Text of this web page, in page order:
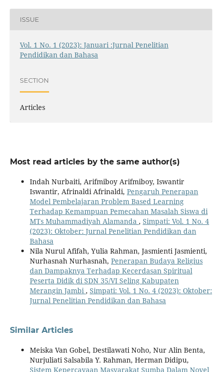
ISSUE
Vol. 1 No. 1 (2023): Januari :Jurnal Penelitian
Pendidikan dan Bahasa
SECTION
Articles
Most read articles by the same author(s)
Indah Nurbaiti, Arifmiboy Arifmiboy, Iswantir
Iswantir, Afrinaldi Afrinaldi, Pengaruh Penerapan
Model Pembelajaran Problem Based Learning
Terhadap Kemampuan Pemecahan Masalah Siswa di
MTs Muhammadiyah Alamanda , Simpati: Vol. 1 No. 4
(2023): Oktober: Jurnal Penelitian Pendidikan dan
Bahasa
Nila Nurul Afifah, Yulia Rahman, Jasmienti Jasmienti,
Nurhasnah Nurhasnah, Penerapan Budaya Religius
dan Dampaknya Terhadap Kecerdasan Spiritual
Peserta Didik di SDN 35/VI Seling Kabupaten
Merangin Jambi, Simpati: Vol. 1 No. 4 (2023): Oktober:
Jurnal Penelitian Pendidikan dan Bahasa
Similar Articles
Meiska Van Gobel, Destilawati Noho, Nur Alin Benta,
Nurjuliati Salsabila Y. Rahman, Herman Didipu,
Sistem Kepercayaan Masyarakat Sumba Dalam Novel